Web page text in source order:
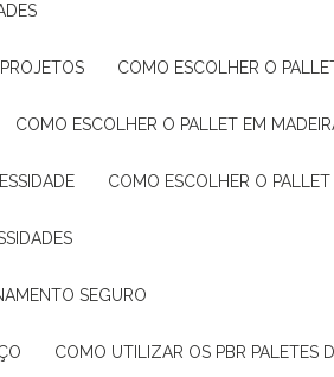
COMO ESCOLHER O
COMO ESCOLHER O PALLET EM
COMO ESCOLHER O
SEGURO
COMO UTILIZAR OS PBR PALETES